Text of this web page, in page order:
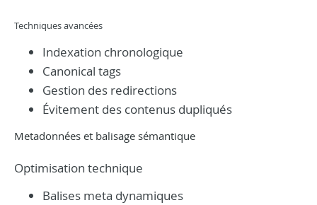
Techniques avancées
Indexation chronologique
Canonical tags
Gestion des redirections
Évitement des contenus dupliqués
Metadonnées et balisage sémantique
Optimisation technique
Balises meta dynamiques